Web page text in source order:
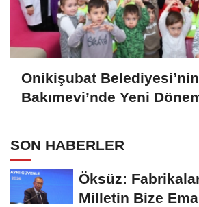
Onikişubat
Bakımevi’nde Yeni
SON HABERLER
Öksüz:
Milletin Bize